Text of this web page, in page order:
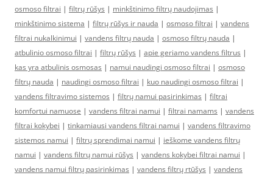
osmoso filtrai | filtrų rūšys | minkštinimo filtrų naudojimas |
minkštinimo sistema | filtrų rūšys ir nauda | osmoso filtrai | vandens
filtrai nukalkinimui | vandens filtrų nauda | osmoso filtrų nauda |
atbulinio osmoso filtrai | filtrų rūšys | apie geriamo vandens filtrus |
kas yra atbulinis osmosas | namui naudingi osmoso filtrai | osmoso
filtrų nauda | naudingi osmoso filtrai | kuo naudingi osmoso filtrai |
vandens filtravimo sistemos | filtrų namui pasirinkimas | filtrai
komfortui namuose | vandens filtrai namui | filtrai namams | vandens
filtrai kokybei | tinkamiausi vandens filtrai namui | vandens filtravimo
sistemos namui | filtrų sprendimai namui | ieškome vandens filtrų
namui | vandens filtrų namui rūšys | vandens kokybei filtrai namui |
vandens namui filtrų pasirinkimas | vandens filtrų rtūšys | vandens